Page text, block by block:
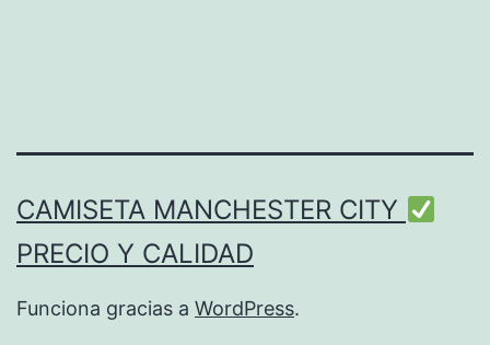
CAMISETA MANCHESTER CITY
PRECIO Y CALIDAD
Funciona gracias a WordPress.